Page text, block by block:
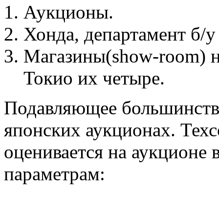
Аукционы.
Хонда, департамент б/
Магазины(show-room)
Токио их четыре.
Подавляющее
японских аукционах.
оценивается на
параметрам: